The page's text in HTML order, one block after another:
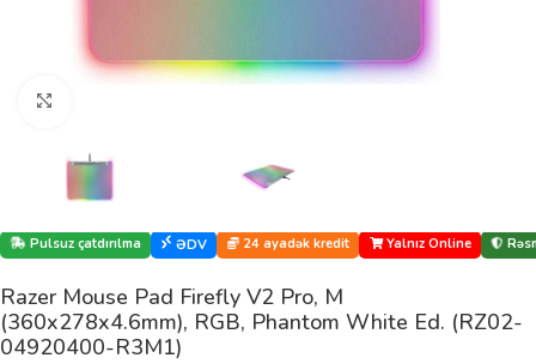
Pulsuz çatdırılma ƏDV 24 ayadək kredit Yalnız Online
Razer Mouse Pad Firefly V2 Pro, M
(360x278x4.6mm), RGB, Phantom White Ed. (RZ02-
04920400-R3M1)